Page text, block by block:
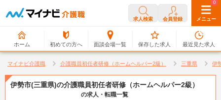
求人検索 会員登録 メニュー
ホーム 初めての方へ 面談会場一覧
0
保存した求人
0
最近見た求人
マイナビ介護職 介護職員初任者研修（ホームヘルパー2級） 三重県 伊
伊勢市(三重県)の介護職員初任者研修（ホームヘルパー2級）
の求人・転職一覧